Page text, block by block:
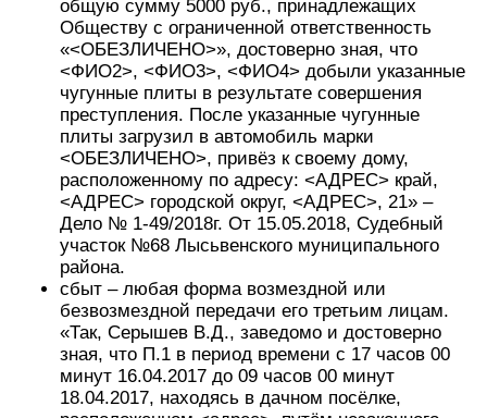
общую сумму 5000 руб., принадлежащих
Обществу с ограниченной ответственность
«<ОБЕЗЛИЧЕНО>», достоверно зная, что
<ФИО2>, <ФИО3>, <ФИО4> добыли указанные
чугунные плиты в результате совершения
преступления. После указанные чугунные
плиты загрузил в автомобиль марки
<ОБЕЗЛИЧЕНО>, привёз к своему дому,
расположенному по адресу: <АДРЕС> край,
<АДРЕС> городской округ, <АДРЕС>, 21» –
Дело № 1-49/2018г. От 15.05.2018, Судебный
участок №68 Лысьвенского муниципального
района.
сбыт – любая форма возмездной или
безвозмездной передачи его третьим лицам.
«Так, Серышев В.Д., заведомо и достоверно
зная, что П.1 в период времени с 17 часов 00
минут 16.04.2017 до 09 часов 00 минут
18.04.2017, находясь в дачном посёлке,